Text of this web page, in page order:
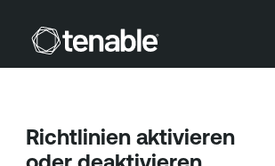
Zum Hauptinhalt springen
Richtlinien aktivieren